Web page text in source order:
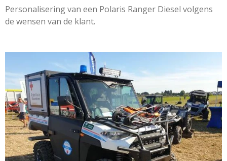
Personalisering van een Polaris Ranger Diesel volgens
de wensen van de klant.